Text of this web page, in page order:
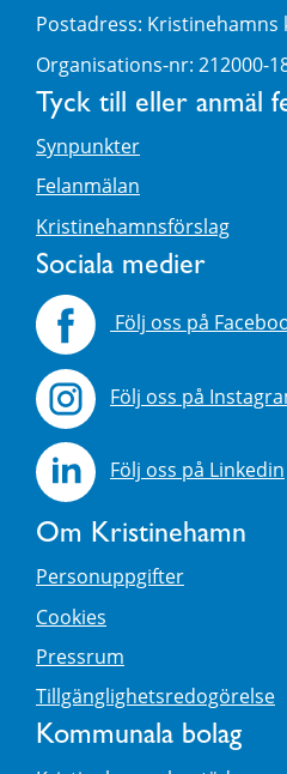
Postadress: Kristinehamns
Organisations-nr: 212000-
Tyck till eller anmäl
Synpunkter
Felanmälan
Kristinehamnsförslag
Sociala medier
Följ oss på
Följ oss på
Följ oss på Linkedin
Om Kristinehamn
Personuppgifter
Cookies
Pressrum
Tillgänglighetsredogörelse
Kommunala bolag